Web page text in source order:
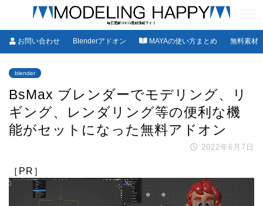
お問い合わせ Blenderアドオン MAYAの使い方まとめ 無料素材
blender
BsMax ブレンダーでモデリング、リ
ギング、レンダリング等の便利な機
能がセットになった無料アドオン
2022年6月7日
［PR］